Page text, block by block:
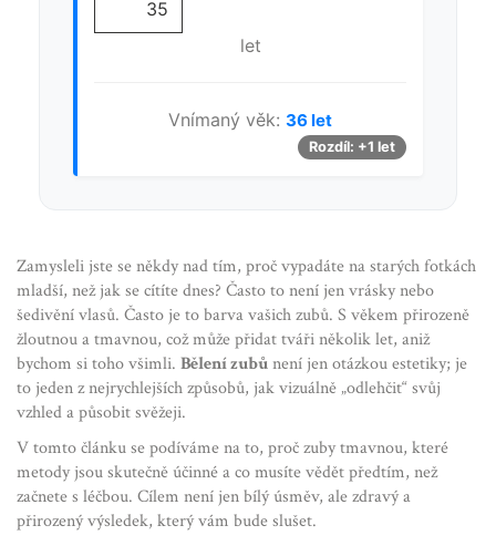
let
Vnímaný věk: 36 let
Rozdíl: +1 let
Zamysleli jste se někdy nad tím, proč vypadáte na starých fotkách
mladší, než jak se cítíte dnes? Často to není jen vrásky nebo
šedivění vlasů. Často je to barva vašich zubů. S věkem přirozeně
žloutnou a tmavnou, což může přidat tváři několik let, aniž
bychom si toho všimli. Bělení zubůnení jen otázkou estetiky; je
to jeden z nejrychlejších způsobů, jak vizuálně „odlehčit“ svůj
vzhled a působit svěžeji.
V tomto článku se podíváme na to, proč zuby tmavnou, které
metody jsou skutečně účinné a co musíte vědět předtím, než
začnete s léčbou. Cílem není jen bílý úsměv, ale zdravý a
přirozený výsledek, který vám bude slušet.